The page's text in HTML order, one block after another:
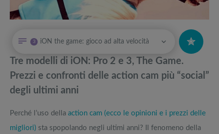
Le camere 360 creano immagini spettacolari: i migliori dispositivi
definitivo
La GoPro Hero 9 è la migliore action cam di sempre?
Attrezzi sportivi a metà prezzo Black Friday: Tapis roulant, cyclette,
Offerte robot aspirapolvere da non perdere nella Black Friday Week
3 iON the game: gioco ad alta velocità
Tre modelli di iON: Pro 2 e 3, The Game.
Prezzi e confronti delle action cam più “social”
degli ultimi anni
Perché l’uso della action cam (ecco le opinioni e i prezzi delle
migliori) sta spopolando negli ultimi anni? Il fenomeno della